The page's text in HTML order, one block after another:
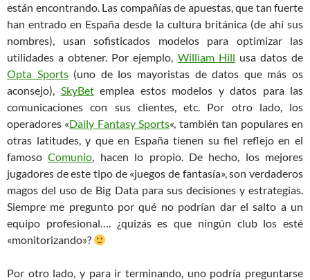
están encontrando. Las compañías de apuestas, que tan fuerte
han entrado en España desde la cultura británica (de ahí sus
nombres), usan sofisticados modelos para optimizar las
utilidades a obtener. Por ejemplo, William Hill usa datos de
Opta Sports(uno de los mayoristas de datos que más os
aconsejo), SkyBetemplea estos modelos y datos para las
comunicaciones con sus clientes, etc. Por otro lado, los
operadores «Daily Fantasy Sports«, también tan populares en
otras latitudes, y que en España tienen su fiel reflejo en el
famosoComunio, hacen lo propio. De hecho, los mejores
jugadores de este tipo de «juegos de fantasía», son verdaderos
magos del uso de Big Data para sus decisiones y estrategias.
Siempre me pregunto por qué no podrían dar el salto a un
equipo profesional…. ¿quizás es que ningún club los esté
«monitorizando»?
Por otro lado, y para ir terminando, uno podría preguntarse